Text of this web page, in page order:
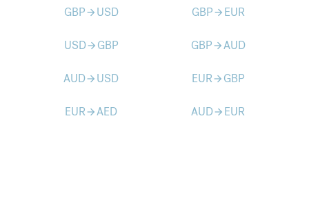
GBParrow_forward USD GBParrow_forward EUR
USDarrow_forward GBP GBParrow_forwardAUD
AUDarrow_forward USD EURarrow_forward GBP
EURarrow_forwardAED AUDarrow_forward EUR